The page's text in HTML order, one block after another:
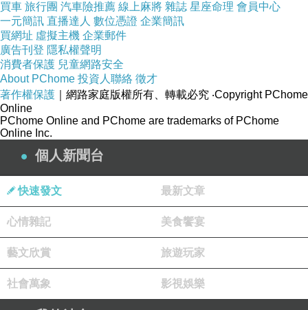
回饋社會，也想捐款幫忙流浪動物，我認識
的友人也是。」
我說：「妳本身是有善根的，但是，不正當
的職業還是不碰為妙，避免產生更多的業
力。如果妳日後真的離開特殊行業，好好修
行、改邪歸正，我相信妳的故事可以警惕許
多人，甚至可以把妳自身漂白的過程分享給
友人，讓她們有善知識、有因果觀念，之後
就會逐漸培養善根，走回正道了。」
分享完畢
買車 旅行團 汽車險推薦 線上麻將 雜誌 星座命理 會員中心
一元簡訊 直播達人 數位憑證 企業簡訊
買網址 虛擬主機 企業郵件
廣告刊登 隱私權聲明
消費者保護 兒童網路安全
About PChome 投資人聯絡 徵才
著作權保護 ｜網路家庭版權所有、轉載必究 ‧Copyright PChome
Online
PChome Online and PChome are trademarks of PChome
Online Inc.
個人新聞台
快速發文 最新文章
心情雜記 美食饗宴
藝文欣賞 旅遊玩家
社會萬象 影視娛樂